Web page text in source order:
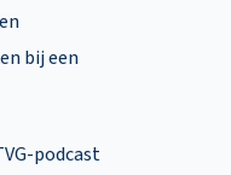
bij een
podcast